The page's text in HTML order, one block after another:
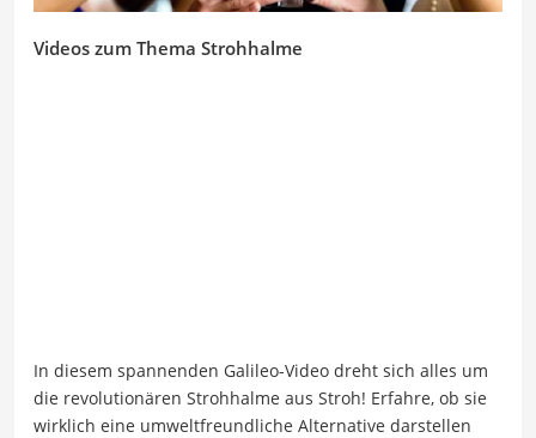
Videos zum Thema Strohhalme
In diesem spannenden Galileo-Video dreht sich alles um
die revolutionären Strohhalme aus Stroh! Erfahre, ob sie
wirklich eine umweltfreundliche Alternative darstellen